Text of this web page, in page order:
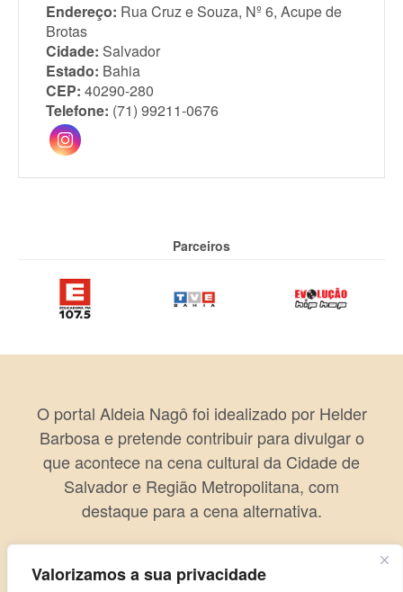
Valorizamos a sua privacidade
Endereço: Rua Cruz e Souza, Nº 6, Acupe de
Brotas
Cidade: Salvador
Estado: Bahia
CEP: 40290-280
Telefone: (71) 99211-0676
Parceiros
O portal Aldeia Nagô foi idealizado por Helder
Barbosa e pretende contribuir para divulgar o
que acontece na cena cultural da Cidade de
Salvador e Região Metropolitana, com
destaque para a cena alternativa.